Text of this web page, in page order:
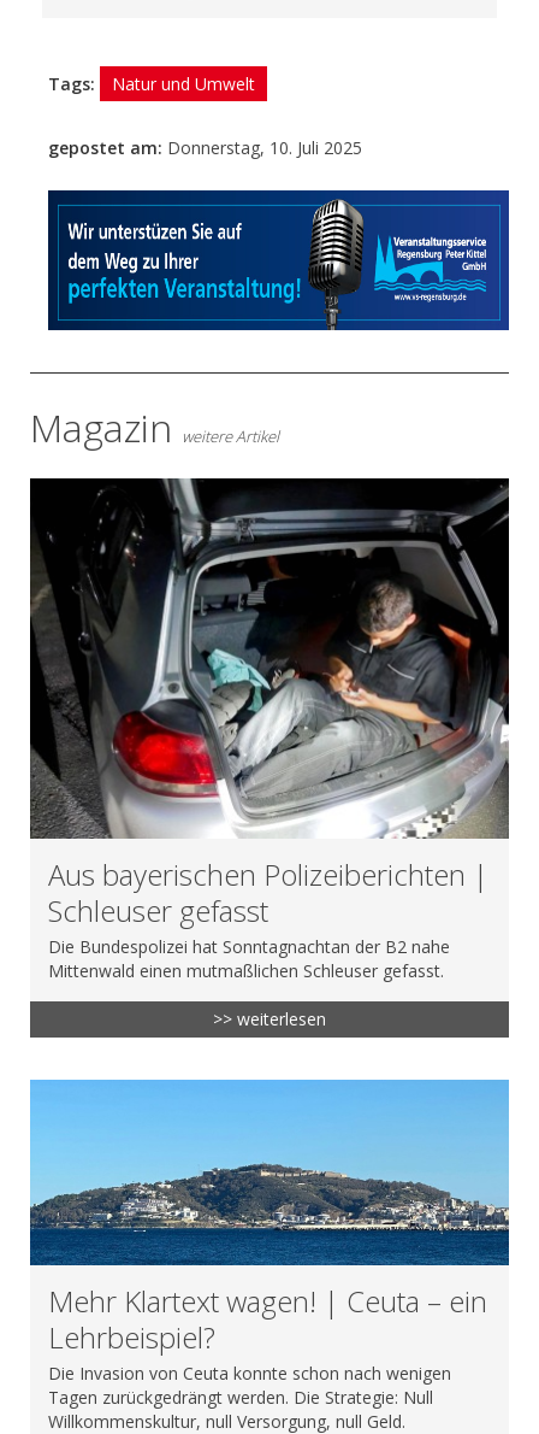
Tags: Natur und Umwelt
gepostet am: Donnerstag, 10. Juli 2025
- Anzeige -
Magazin weitere Artikel
Aus bayerischen Polizeiberichten |
Schleuser gefasst
Die Bundespolizei hat Sonntagnachtan der B2 nahe
Mittenwald einen mutmaßlichen Schleuser gefasst.
>> weiterlesen
Mehr Klartext wagen! | Ceuta – ein
Lehrbeispiel?
Die Invasion von Ceuta konnte schon nach wenigen
Tagen zurückgedrängt werden. Die Strategie: Null
Willkommenskultur, null Versorgung, null Geld.